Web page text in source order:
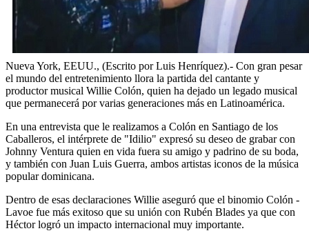
Nueva York, EEUU., (Escrito por Luis Henríquez).- Con gran pesar
el mundo del entretenimiento llora la partida del cantante y
productor musical Willie Colón, quien ha dejado un legado musical
que permanecerá por varias generaciones más en Latinoamérica.
En una entrevista que le realizamos a Colón en Santiago de los
Caballeros, el intérprete de "Idilio" expresó su deseo de grabar con
Johnny Ventura quien en vida fuera su amigo y padrino de su boda,
y también con Juan Luis Guerra, ambos artistas iconos de la música
popular dominicana.
Dentro de esas declaraciones Willie aseguró que el binomio Colón -
Lavoe fue más exitoso que su unión con Rubén Blades ya que con
Héctor logró un impacto internacional muy importante.